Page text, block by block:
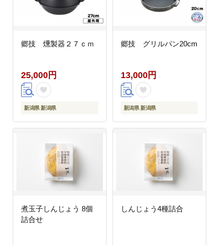
郷技 燻製器２７ｃｍ
25,000円
新潟県 新潟県
郷技 グリルパン20cm
13,000円
新潟県 新潟県
煮玉子しんじょう 8個
詰合せ
しんじょう4種詰合